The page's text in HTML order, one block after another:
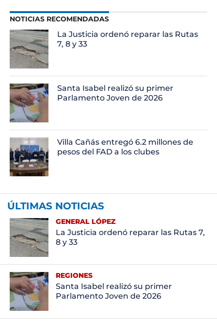
NOTICIAS RECOMENDADAS
La Justicia ordenó reparar las Rutas
7, 8 y 33
Santa Isabel realizó su primer
Parlamento Joven de 2026
Villa Cañás entregó 6.2 millones de
pesos del FAD a los clubes
ÚLTIMAS NOTICIAS
GENERAL LÓPEZ
La Justicia ordenó reparar las Rutas 7,
8 y 33
REGIONES
Santa Isabel realizó su primer
Parlamento Joven de 2026